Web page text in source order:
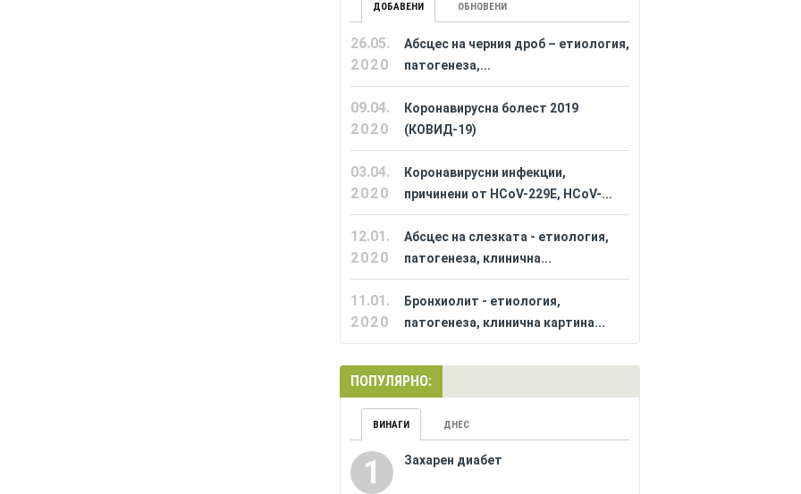
ДОБАВЕНИ ОБНОВЕНИ
26.05.
2020
Абсцес на черния дроб – етиология,
патогенеза,...
09.04.
2020
Коронавирусна болест 2019
(КОВИД-19)
03.04.
2020
Коронавирусни инфекции,
причинени от HCoV-229E, HCoV-...
12.01.
2020
Абсцес на слезката - етиология,
патогенеза, клинична...
11.01.
2020
Бронхиолит - етиология,
патогенеза, клинична картина...
ПОПУЛЯРНО:
ВИНАГИ ДНЕС
1 Захарен диабет